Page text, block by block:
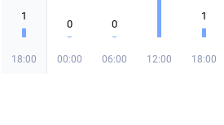
1
18:00
0
00:00
0
06:00 12:00
1
18:00